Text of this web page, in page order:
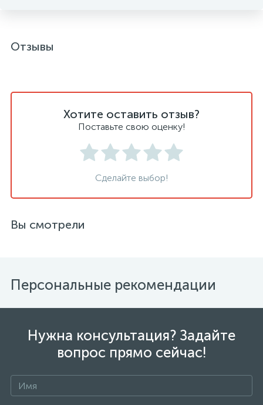
Отзывы
Хотите оставить отзыв?
Поставьте свою оценку!
Сделайте выбор!
Вы смотрели
Персональные рекомендации
Нужна консультация? Задайте
вопрос прямо сейчас!